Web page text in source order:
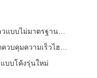
บบโค้งรุ่นใหม่